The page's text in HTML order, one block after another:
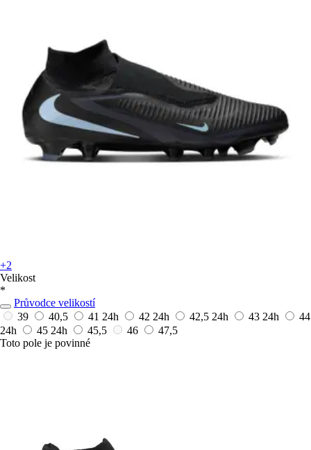
+2
Velikost
*
Průvodce velikostí
39
40,5 41 24h 42 24h 42,5 24h 43 24h
44
24h
45 24h 45,5 46
47,5
Toto pole je povinné